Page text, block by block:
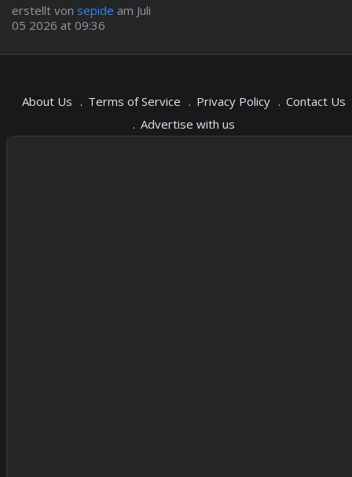
erstellt von sepide am Juli
05 2026 at 09:36
About Us Terms of Service Privacy Policy
Contact Us
Advertise with us